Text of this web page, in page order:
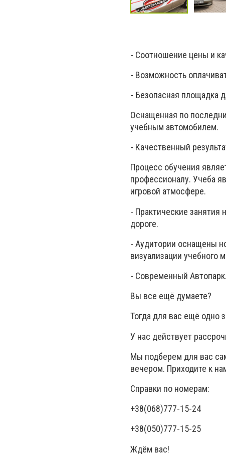
- Соотношение цены и
- Возможность
- Безопасная площадка
Оснащенная по
учебным автомобилем.
- Качественный
Процесс обучения
профессионалу. Учеба
игровой атмосфере.
- Практические занятия
дороге.
- Аудитории оснащены
визуализации учебного
- Современный Автопарк.
Вы все ещё думаете?
Тогда для вас ещё одно
У нас действует
Мы подберем для вас
вечером. Приходите к
Справки по номерам:
‎+38(068)777-15-24
‎+38(050)777-15-25
Ждём вас!